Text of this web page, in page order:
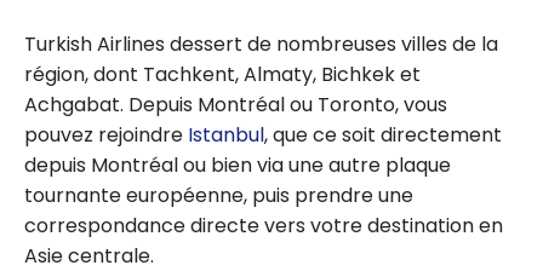
Turkish Airlines dessert de nombreuses villes de la
région, dont Tachkent, Almaty, Bichkek et
Achgabat. Depuis Montréal ou Toronto, vous
pouvez rejoindre Istanbul, que ce soit directement
depuis Montréal ou bien via une autre plaque
tournante européenne, puis prendre une
correspondance directe vers votre destination en
Asie centrale.